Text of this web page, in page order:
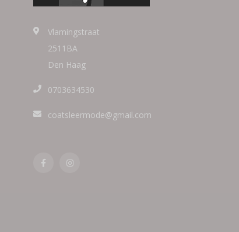
Vlamingstraat
2511BA
Den Haag
0703634530
coatsleermode@gmail.com